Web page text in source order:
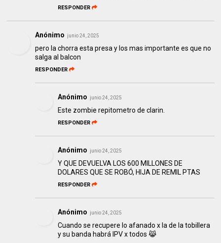
RESPONDER
Anónimo junio 24, 2025
pero la chorra esta presa y los mas importante es que no
salga al balcon
RESPONDER
Anónimo junio 24, 2025
Este zombie repitometro de clarin.
RESPONDER
Anónimo junio 24, 2025
Y QUE DEVUELVA LOS 600 MILLONES DE
DOLARES QUE SE ROBÓ, HIJA DE REMIL PTAS
RESPONDER
Anónimo junio 24, 2025
Cuando se recupere lo afanado x la de la tobillera
y su banda habrá IPV x todos 😹